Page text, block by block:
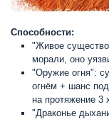
Способности:
"Живое
морали, оно
"Оружие огня":
огнём + шанс
на протяжение 3
"Драконье